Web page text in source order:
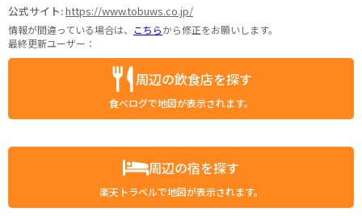
公式サイト:https://www.tobuws.co.jp/
情報が間違っている場合は、 こちらから修正をお願いします。
最終更新ユーザー：
周辺の飲食店を探す
食べログで地図が表示されます。
周辺の宿を探す
楽天トラベルで地図が表示されます。